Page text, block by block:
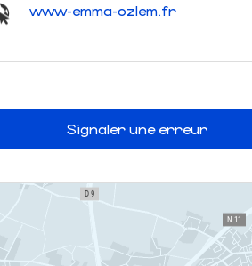
www-emma-ozlem.fr
Signaler une erreur